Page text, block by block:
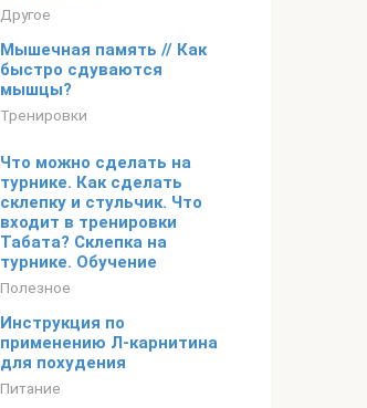
Другое
Мышечная память // Как
быстро сдуваются
мышцы?
Тренировки
Что можно сделать на
турнике. Как сделать
склепку и стульчик. Что
входит в тренировки
Табата? Склепка на
турнике. Обучение
Полезное
Инструкция по
применению Л-карнитина
для похудения
Питание